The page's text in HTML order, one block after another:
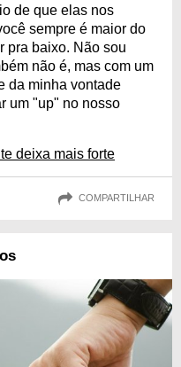
de que elas nos
sempre é maior do
pra baixo. Não sou
não é, mas com um
da minha vontade
um "up" no nosso
deixa mais forte
COMPARTILHAR